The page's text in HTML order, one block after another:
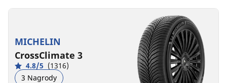
MICHELIN
CrossClimate 3
4.8/5 (1316)
3 Nagrody